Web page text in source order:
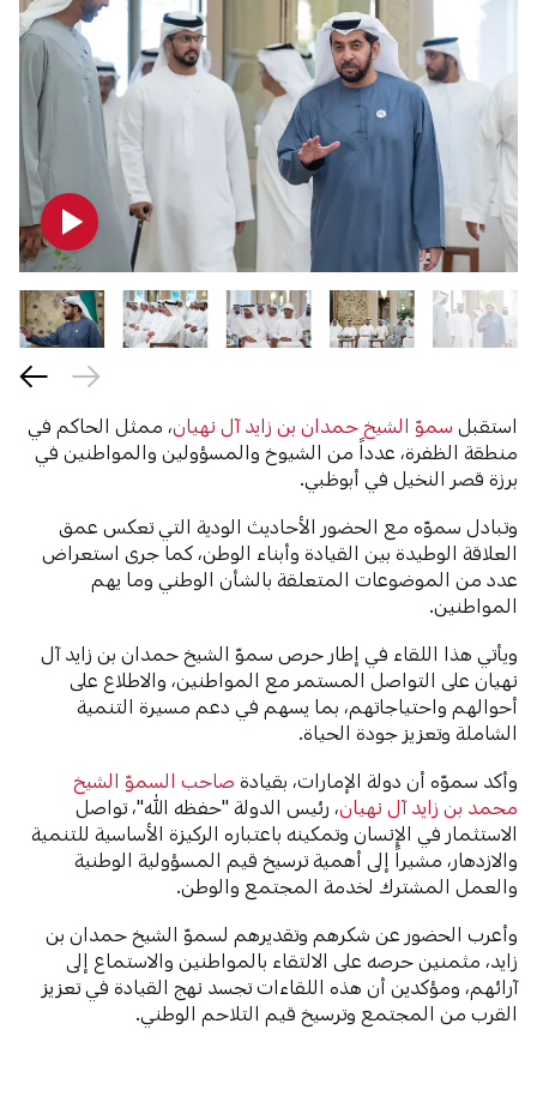
استقبل سموّ الشيخ حمدان بن زايد آل نهيان، ممثل الحاكم في
منطقة الظفرة، عدداً من الشيوخ والمسؤولين والمواطنين في
برزة قصر النخيل في أبوظبي.
وتبادل سموّه مع الحضور الأحاديث الودية التي تعكس عمق
العلاقة الوطيدة بين القيادة وأبناء الوطن، كما جرى استعراض
عدد من الموضوعات المتعلقة بالشأن الوطني وما يهم
المواطنين.
ويأتي هذا اللقاء في إطار حرص سموّ الشيخ حمدان بن زايد آل
نهيان على التواصل المستمر مع المواطنين، والاطلاع على
أحوالهم واحتياجاتهم، بما يسهم في دعم مسيرة التنمية
الشاملة وتعزيز جودة الحياة.
وأكد سموّه أن دولة الإمارات، بقيادة صاحب السموّ الشيخ
محمد بن زايد آل نهيان، رئيس الدولة "حفظه الله"، تواصل
الاستثمار في الإنسان وتمكينه باعتباره الركيزة الأساسية للتنمية
والازدهار، مشيراً إلى أهمية ترسيخ قيم المسؤولية الوطنية
والعمل المشترك لخدمة المجتمع والوطن.
وأعرب الحضور عن شكرهم وتقديرهم لسموّ الشيخ حمدان بن
زايد، مثمنين حرصه على الالتقاء بالمواطنين والاستماع إلى
آرائهم، ومؤكدين أن هذه اللقاءات تجسد نهج القيادة في تعزيز
القرب من المجتمع وترسيخ قيم التلاحم الوطني.